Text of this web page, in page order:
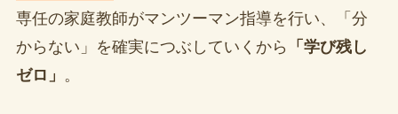
専任の家庭教師がマンツーマン指導を行い、「分
からない」を確実につぶしていくから
「学び残し
ゼロ」 。